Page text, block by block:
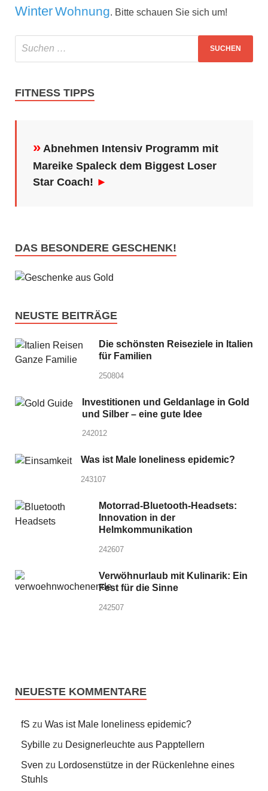
WinterWohnung. Bitte schauen Sie sich um!
FITNESS TIPPS
» Abnehmen Intensiv Programm mit
Mareike Spaleck dem Biggest Loser
Star Coach! ►
DAS BESONDERE GESCHENK!
NEUSTE BEITRÄGE
Die schönsten Reiseziele in Italien
für Familien
250804
Investitionen und Geldanlage in Gold
und Silber – eine gute Idee
242012
Was ist Male loneliness epidemic?
243107
Motorrad-Bluetooth-Headsets:
Innovation in der
Helmkommunikation
242607
Verwöhnurlaub mit Kulinarik: Ein
Fest für die Sinne
242507
NEUESTE KOMMENTARE
fS zu Was ist Male loneliness epidemic?
Sybille zu Designerleuchte aus Papptellern
Sven zu Lordosenstütze in der Rückenlehne eines
Stuhls